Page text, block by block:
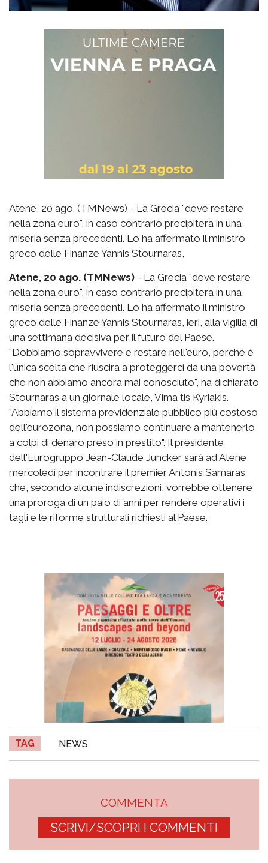
Atene, 20 ago. (TMNews) - La Grecia "deve restare
nella zona euro", in caso contrario precipiterà in una
miseria senza precedenti. Lo ha affermato il ministro
greco delle Finanze Yannis Stournaras,
Atene, 20 ago. (TMNews) - La Grecia "deve restare
nella zona euro", in caso contrario precipiterà in una
miseria senza precedenti. Lo ha affermato il ministro
greco delle Finanze Yannis Stournaras, ieri, alla vigilia di
una settimana decisiva per il futuro del Paese.
"Dobbiamo sopravvivere e restare nell'euro, perché è
l'unica scelta che riuscirà a proteggerci da una povertà
che non abbiamo ancora mai conosciuto", ha dichiarato
Stournaras a un giornale locale, Vima tis Kyriakis.
"Abbiamo il sistema previdenziale pubblico più costoso
dell'eurozona, non possiamo continuare a mantenerlo
a colpi di denaro preso in prestito". Il presidente
dell'Eurogruppo Jean-Claude Juncker sarà ad Atene
mercoledì per incontrare il premier Antonis Samaras
che, secondo alcune indiscrezioni, vorrebbe ottenere
una proroga di un paio di anni per rendere operativi i
tagli e le riforme strutturali richiesti al Paese.
TAG NEWS
COMMENTA
SCRIVI/SCOPRI I COMMENTI